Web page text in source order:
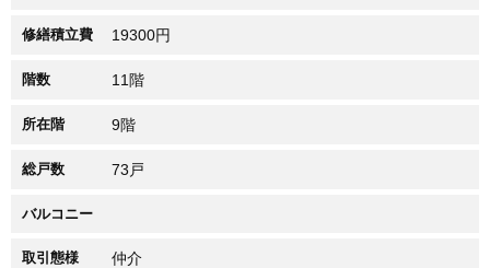
修繕積立費 19300円
階数 11階
所在階 9階
総戸数 73戸
バルコニー
取引態様 仲介